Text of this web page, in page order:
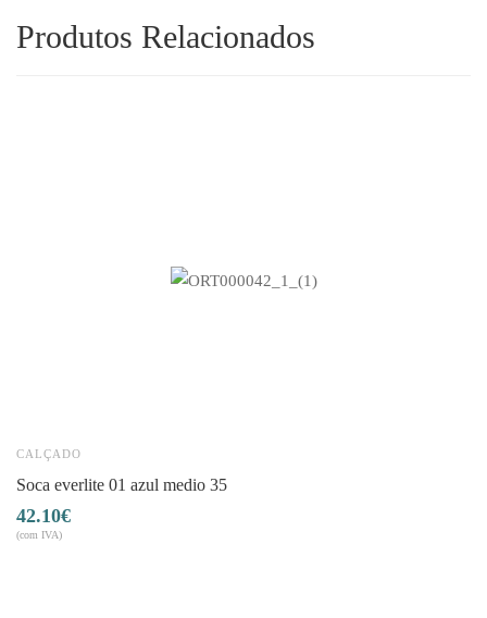
Produtos Relacionados
CALÇADO
soca everlite 01 azul medio 35
42.10€
(com IVA)